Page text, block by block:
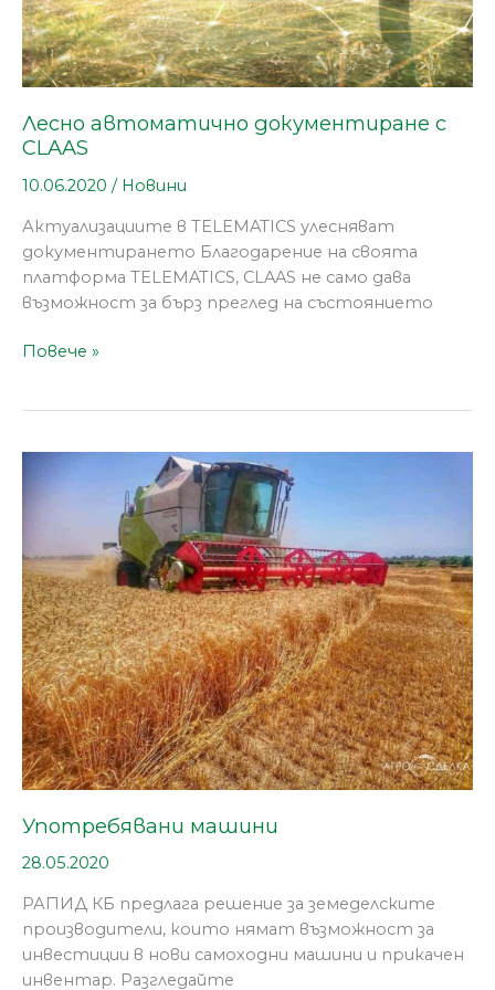
Лесно автоматично документиране с
CLAAS
10.06.2020 / Новини
Актуализациите в TELEMATICS улесняват
документирането Благодарение на своята
платформа TELEMATICS, CLAAS не само дава
възможност за бърз преглед на състоянието
Повече »
Употребявани машини
28.05.2020
РАПИД КБ предлага решение за земеделските
производители, които нямат възможност за
инвестиции в нови самоходни машини и прикачен
инвентар. Разгледайте
машини